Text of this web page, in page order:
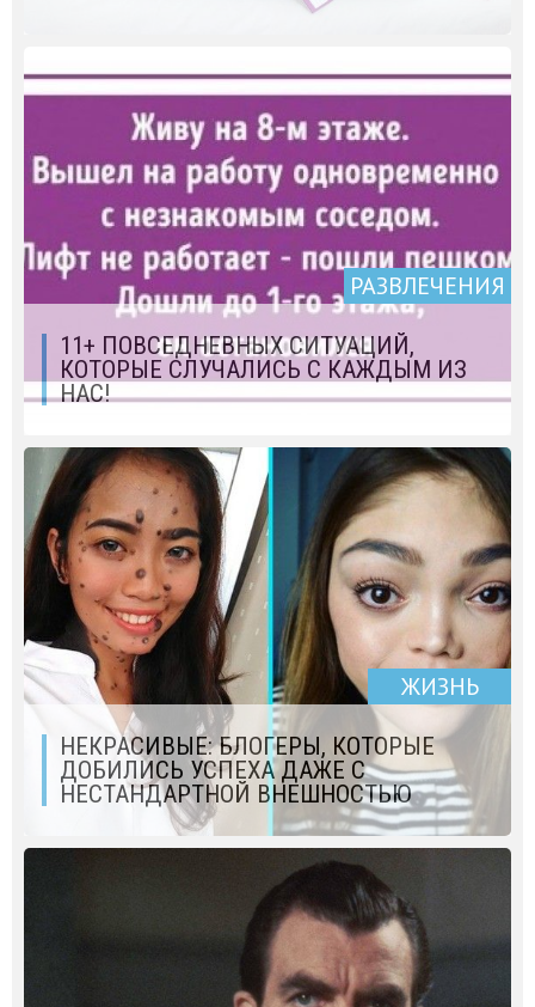
РАЗВЛЕЧЕНИЯ
11+ ПОВСЕДНЕВНЫХ СИТУАЦИЙ,
КОТОРЫЕ СЛУЧАЛИСЬ С КАЖДЫМ ИЗ
НАС!
ЖИЗНЬ
НЕКРАСИВЫЕ: БЛОГЕРЫ, КОТОРЫЕ
ДОБИЛИСЬ УСПЕХА ДАЖЕ С
НЕСТАНДАРТНОЙ ВНЕШНОСТЬЮ